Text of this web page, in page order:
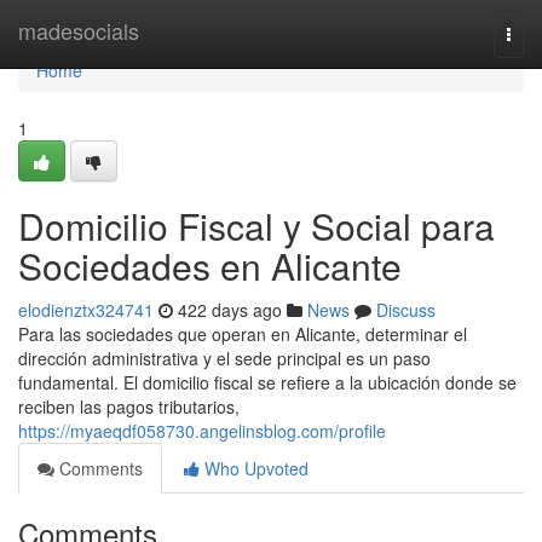
madesocials
Home
Home
1
Domicilio Fiscal y Social para
Sociedades en Alicante
elodienztx324741 422 days ago News
Discuss
Para las sociedades que operan en Alicante, determinar el
dirección administrativa y el sede principal es un paso
fundamental. El domicilio fiscal se refiere a la ubicación donde se
reciben las pagos tributarios,
https://myaeqdf058730.angelinsblog.com/profile
Comments
Who Upvoted
Comments